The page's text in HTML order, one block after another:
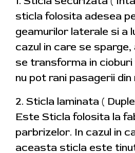
sticla folosita adesea
geamurilor laterale si a
cazul in care se
se transforma in
nu pot rani pasagerii din
2. Sticla laminata (
Este Sticla folosita la
parbrizelor. In cazul in
aceasta sticla este